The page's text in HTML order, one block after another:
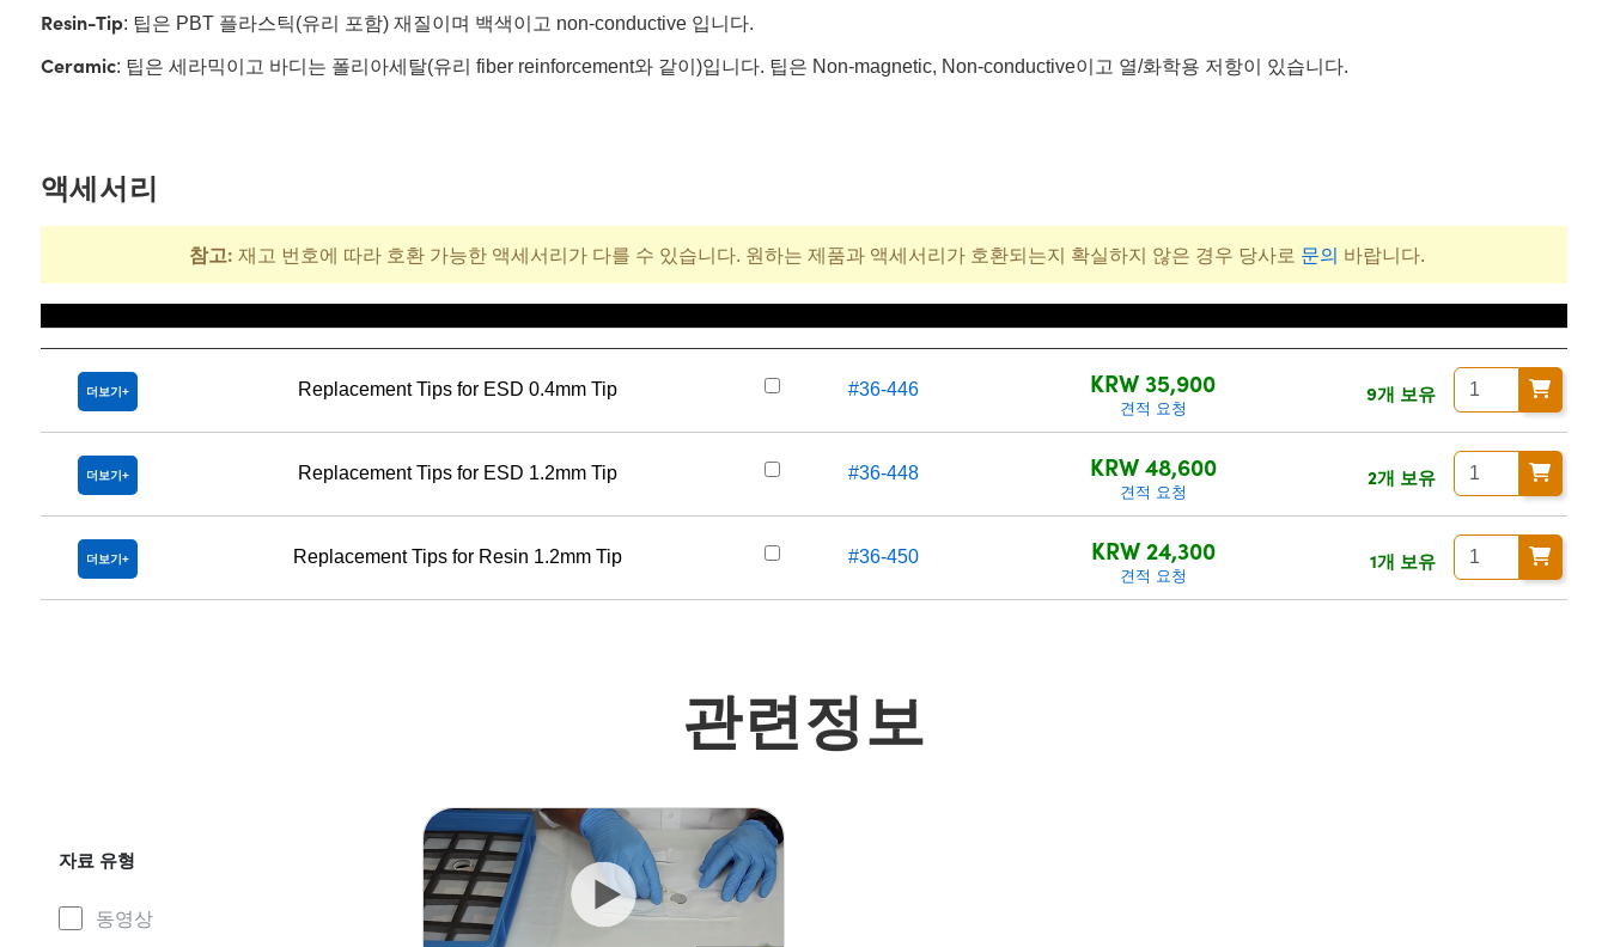
Resin-Tip: 팁은 PBT 플라스틱(유리 포함) 재질이며 백색이고 non-conductive 입니다.
Ceramic: 팁은 세라믹이고 바디는 폴리아세탈(유리 fiber reinforcement와 같이)입니다. 팁은 Non-magnetic, Non-conductive이고 열/화학용 저항이 있습니다.
액세서리
참고: 재고 번호에 따라 호환 가능한 액세서리가 다를 수 있습니다. 원하는 제품과 액세서리가 호환되는지 확실하지 않은 경우 당사로 문의 바랍니다.
더보기 Replacement Tips for ESD 0.4mm Tip #36-446 KRW 35,900
견적 요청
9개 보유
더보기 Replacement Tips for ESD 1.2mm Tip #36-448 KRW 48,600
견적 요청
2개 보유
더보기 Replacement Tips for Resin 1.2mm Tip #36-450 KRW 24,300
견적 요청
1개 보유
관련정보
자료 유형
동영상